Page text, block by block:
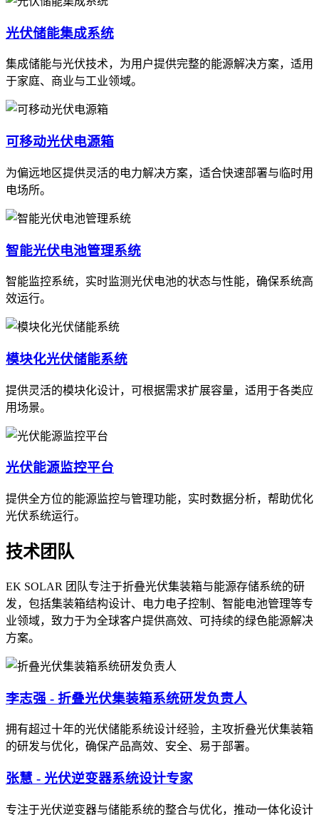
光伏储能集成系统
集成储能与光伏技术，为用户提供完整的能源解决方案，适用
于家庭、商业与工业领域。
可移动光伏电源箱
为偏远地区提供灵活的电力解决方案，适合快速部署与临时用
电场所。
智能光伏电池管理系统
智能监控系统，实时监测光伏电池的状态与性能，确保系统高
效运行。
模块化光伏储能系统
提供灵活的模块化设计，可根据需求扩展容量，适用于各类应
用场景。
光伏能源监控平台
提供全方位的能源监控与管理功能，实时数据分析，帮助优化
光伏系统运行。
技术团队
EK SOLAR 团队专注于折叠光伏集装箱与能源存储系统的研
发，包括集装箱结构设计、电力电子控制、智能电池管理等专
业领域，致力于为全球客户提供高效、可持续的绿色能源解决
方案。
李志强 - 折叠光伏集装箱系统研发负责人
拥有超过十年的光伏储能系统设计经验，主攻折叠光伏集装箱
的研发与优化，确保产品高效、安全、易于部署。
张慧 - 光伏逆变器系统设计专家
专注于光伏逆变器与储能系统的整合与优化，推动一体化设计